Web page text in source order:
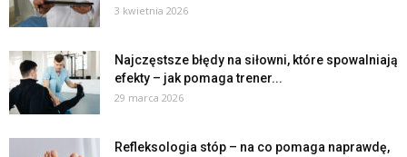
3 kwietnia 2026
Najczęstsze błędy na siłowni, które spowalniają
efekty – jak pomaga trener...
29 marca 2026
Refleksologia stóp – na co pomaga naprawdę,